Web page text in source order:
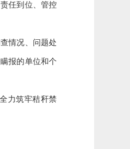
任到位、管控
情况、问题处
报的单位和个
力筑牢秸秆禁